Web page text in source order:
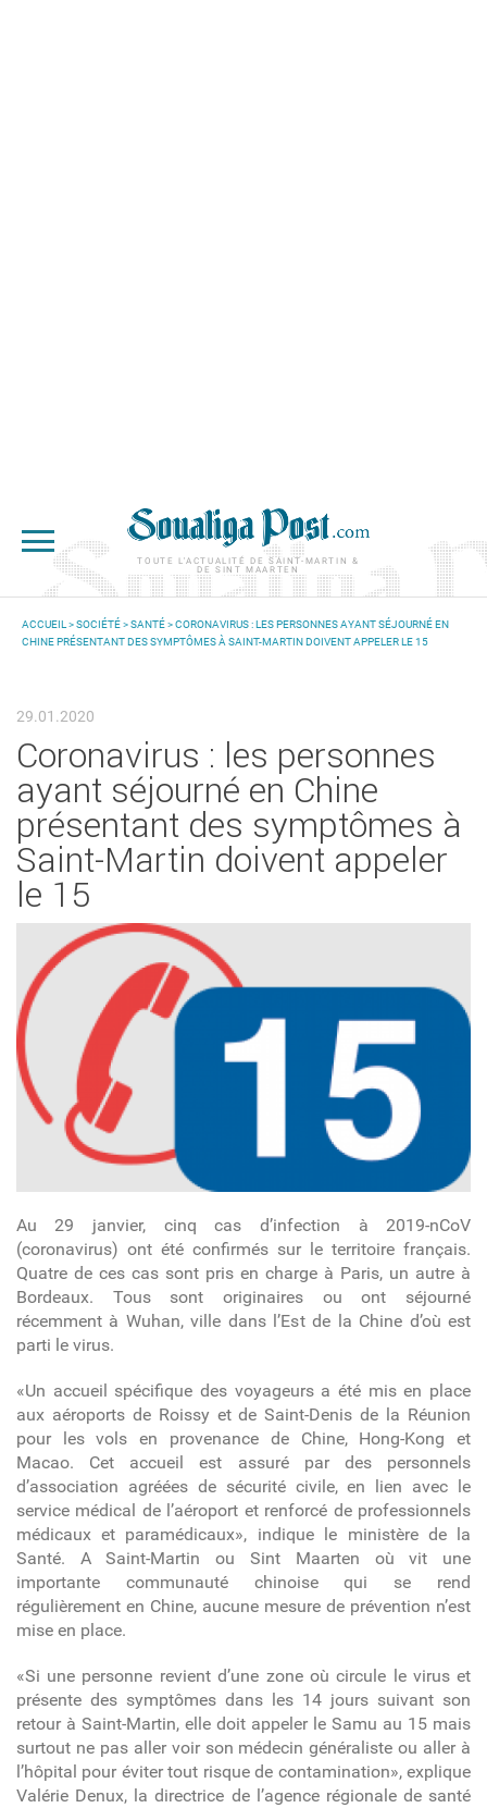
TOUTE L'ACTUALITÉ DE SAINT-MARTIN &
DE SINT MAARTEN
VOUS ÊTES ICI
ACCUEIL >SOCIÉTÉ>SANTÉ> CORONAVIRUS : LES PERSONNES AYANT SÉJOURNÉ EN
CHINE PRÉSENTANT DES SYMPTÔMES À SAINT-MARTIN DOIVENT APPELER LE 15
29.01.2020
Coronavirus : les personnes
ayant séjourné en Chine
présentant des symptômes à
Saint-Martin doivent appeler
le 15
Au 29 janvier, cinq cas d’infection à 2019-nCoV
(coronavirus) ont été confirmés sur le territoire français.
Quatre de ces cas sont pris en charge à Paris, un autre à
Bordeaux. Tous sont originaires ou ont séjourné
récemment à Wuhan, ville dans l’Est de la Chine d’où est
parti le virus.
«Un accueil spécifique des voyageurs a été mis en place
aux aéroports de Roissy et de Saint-Denis de la Réunion
pour les vols en provenance de Chine, Hong-Kong et
Macao. Cet accueil est assuré par des personnels
d’association agréées de sécurité civile, en lien avec le
service médical de l’aéroport et renforcé de professionnels
médicaux et paramédicaux», indique le ministère de la
Santé. A Saint-Martin ou Sint Maarten où vit une
importante communauté chinoise qui se rend
régulièrement en Chine, aucune mesure de prévention n’est
mise en place.
«Si une personne revient d’une zone où circule le virus et
présente des symptômes dans les 14 jours suivant son
retour à Saint-Martin, elle doit appeler le Samu au 15 mais
surtout ne pas aller voir son médecin généraliste ou aller à
l’hôpital pour éviter tout risque de contamination», explique
Valérie Denux, la directrice de l’agence régionale de santé